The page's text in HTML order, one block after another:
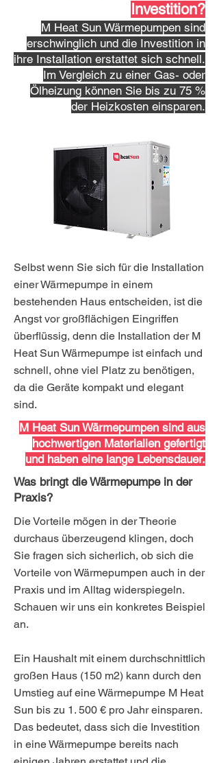
Investition?
M Heat Sun Wärmepumpen sind
erschwinglich und die Investition in
ihre Installation erstattet sich schnell.
Im Vergleich zu einer Gas- oder
Ölheizung können Sie bis zu 75 %
der Heizkosten einsparen.
Selbst wenn Sie sich für die Installation
einer Wärmepumpe in einem
bestehenden Haus entscheiden, ist die
Angst vor großflächigen Eingriffen
überflüssig, denn die Installation der M
Heat Sun Wärmepumpe ist einfach und
schnell, ohne viel Platz zu benötigen,
da die Geräte kompakt und elegant
sind.
M Heat Sun Wärmepumpen sind aus
hochwertigen Materialien gefertigt
und haben eine lange Lebensdauer.
Was bringt die Wärmepumpe in der
Praxis?
Die Vorteile mögen in der Theorie
durchaus überzeugend klingen, doch
Sie fragen sich sicherlich, ob sich die
Vorteile von Wärmepumpen auch in der
Praxis und im Alltag widerspiegeln.
Schauen wir uns ein konkretes Beispiel
an.
Ein Haushalt mit einem durchschnittlich
großen Haus (150 m2) kann durch den
Umstieg auf eine Wärmepumpe M Heat
Sun bis zu 1. 500 € pro Jahr einsparen.
Das bedeutet, dass sich die Investition
in eine Wärmepumpe bereits nach